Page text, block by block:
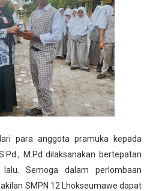
para anggota pramuka kepada
M.Pd dilaksanakan bertepatan
Semoga dalam perlombaan
SMPN 12 Lhokseumawe dapat